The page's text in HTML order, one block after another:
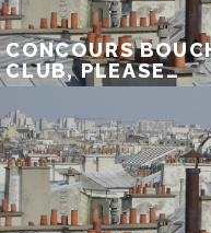
CONCOURS
CLUB, PLEASE…